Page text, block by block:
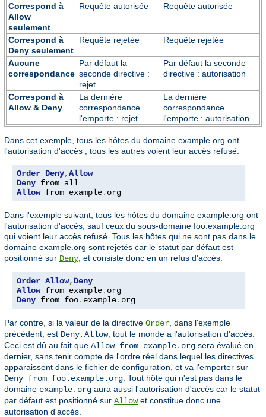
Correspond à
Allow
seulement
Requête autorisée Requête autorisée
Correspond à
Deny seulement
Requête rejetée Requête rejetée
Aucune
correspondance
Par défaut la
seconde directive :
rejet
Par défaut la seconde
directive : autorisation
Correspond à
Allow & Deny
La dernière
correspondance
l'emporte : rejet
La dernière
correspondance
l'emporte : autorisation
Dans cet exemple, tous les hôtes du domaine example.org ont
l'autorisation d'accès ; tous les autres voient leur accès refusé.
Order Deny,Allow
Deny
Allow from example. org
Dans l'exemple suivant, tous les hôtes du domaine example.org ont
l'autorisation d'accès, sauf ceux du sous-domaine foo.example.org
qui voient leur accès refusé. Tous les hôtes qui ne sont pas dans le
domaine example.org sont rejetés car le statut par défaut est
positionné sur Deny , et consiste donc en un refus d'accès.
Order Allow, Deny
Allow from example.
Deny from foo. example. org
Par contre, si la valeur de la directive Order , dans l'exemple
précédent, est Deny,Allow, tout le monde a l'autorisation d'accès.
Ceci est dû au fait que Allow from example.org sera évalué en
dernier, sans tenir compte de l'ordre réel dans lequel les directives
apparaissent dans le fichier de configuration, et va l'emporter sur
Deny from foo.example.org . Tout hôte qui n'est pas dans le
domaine example.org aura aussi l'autorisation d'accès car le statut
par défaut est positionné sur Allowet constitue donc une
autorisation d'accès.